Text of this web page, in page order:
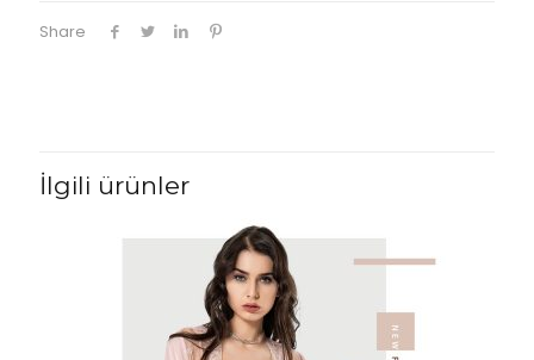
Share
İlgili ürünler